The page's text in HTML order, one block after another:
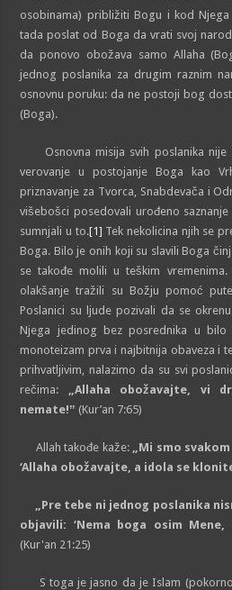
osobinama) približiti Bogu i kod
tada poslat od Boga da vrati svoj
da ponovo obožava samo Allaha
jednog poslanika za drugim raznim
osnovnu poruku: da ne postoji bog
(Boga).
Osnovna misija svih poslanika nije
verovanje u postojanje Boga kao
priznavanje za Tvorca, Snabdevača i
višebošci posedovali urođeno
sumnjali u to.[1] Tek nekolicina njih se
Boga. Bilo je onih koji su slavili Boga
se takođe molili u teškim
olakšanje tražili su Božju pomoć
Poslanici su ljude pozivali da se
Njega jedinog bez posrednika u
monoteizam prva i najbitnija obaveza i
prihvatljivim, nalazimo da su svi
rečima:
„Allaha obožavajte, vi
nemate!ˮ (Kur’an 7:65)
Allah takođe kaže:
„Mi smo
‘Allaha obožavajte, a idola se
„Pre tebe ni jednog poslanika
objavili: ‘Nema boga osim
(Kur'an 21:25)
S toga je jasno da je Islam